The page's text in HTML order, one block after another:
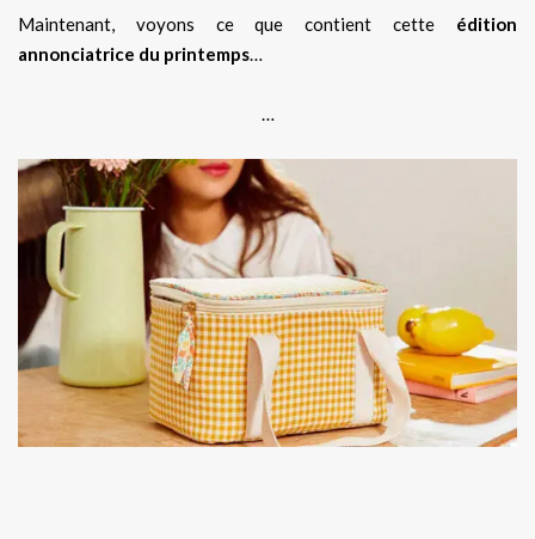
Maintenant, voyons ce que contient cette édition
annonciatrice du printemps…
…